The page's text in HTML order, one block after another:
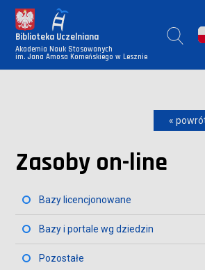
Biblioteka Uczelniana
Akademia Nauk Stosowanych
im. Jana Amosa Komeńskiego w Lesznie
«
Zasoby on-line
Bazy licencjonowane
Bazy i portale wg dziedzin
Pozostałe